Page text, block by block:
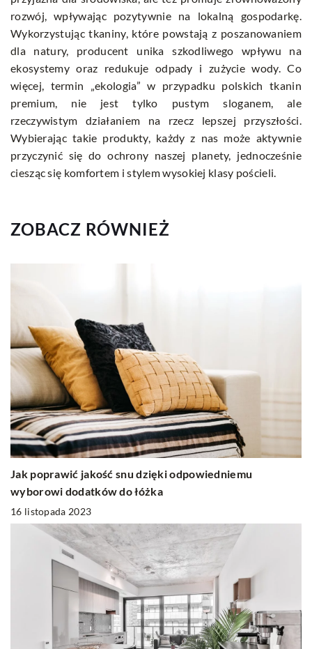
rozwój, wpływając pozytywnie na lokalną gospodarkę.
Wykorzystując tkaniny, które powstają z poszanowaniem
dla natury, producent unika szkodliwego wpływu na
ekosystemy oraz redukuje odpady i zużycie wody. Co
więcej, termin „ekologia” w przypadku polskich tkanin
premium, nie jest tylko pustym sloganem, ale
rzeczywistym działaniem na rzecz lepszej przyszłości.
Wybierając takie produkty, każdy z nas może aktywnie
przyczynić się do ochrony naszej planety, jednocześnie
ciesząc się komfortem i stylem wysokiej klasy pościeli.
ZOBACZ RÓWNIEŻ
Jak poprawić jakość snu dzięki odpowiedniemu
wyborowi dodatków do łóżka
16 listopada 2023